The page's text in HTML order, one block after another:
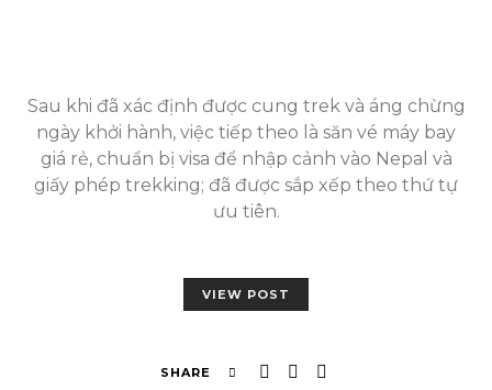
Sau khi đã xác định được cung trek và áng chừng
ngày khởi hành, việc tiếp theo là săn vé máy bay
giá rẻ, chuẩn bị visa để nhập cảnh vào Nepal và
giấy phép trekking; đã được sắp xếp theo thứ tự
ưu tiên.
VIEW POST
SHARE